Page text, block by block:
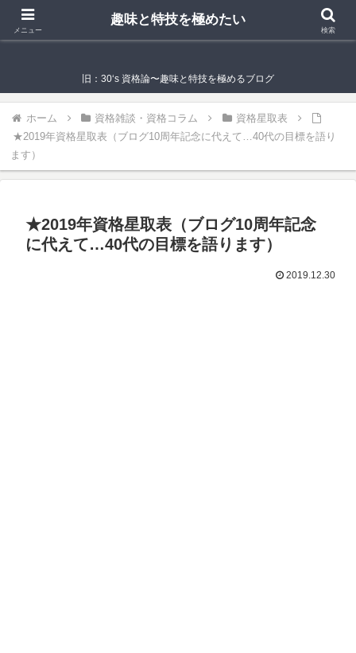
趣味と特技を極めたい
旧：30‘s 資格論〜趣味と特技を極めるブログ
ホーム 資格雑談・資格コラム
資格星取表
★2019年資格星取表（ブログ10周年記念に代えて…40代の目標を語り
ます）
★2019年資格星取表（ブログ10周年記念
に代えて…40代の目標を語ります）
2019.12.30
メニュー
趣味と特技を極めたい
検索